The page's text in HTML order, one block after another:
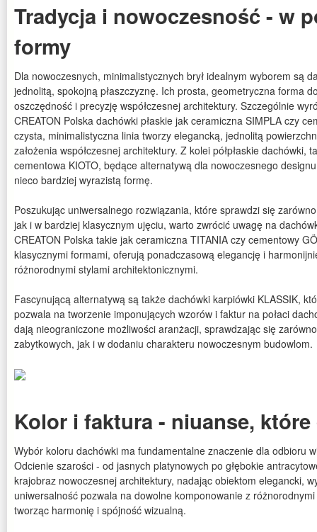
Tradycja i nowoczesność - w
formy
Dla nowoczesnych, minimalistycznych brył idealnym wyborem są
jednolitą, spokojną płaszczyznę. Ich prosta, geometryczna forma
oszczędność i precyzję współczesnej architektury. Szczególnie
CREATON Polska dachówki płaskie jak ceramiczna SIMPLA czy
czysta, minimalistyczna linia tworzy elegancką, jednolitą
założenia współczesnej architektury. Z kolei półpłaskie dachówki,
cementowa KIOTO, będące alternatywą dla nowoczesnego
nieco bardziej wyrazistą formę.
Poszukując uniwersalnego rozwiązania, które sprawdzi się
jak i w bardziej klasycznym ujęciu, warto zwrócić uwagę na
CREATON Polska takie jak ceramiczna TITANIA czy cementowy
klasycznymi formami, oferują ponadczasową elegancję i
różnorodnymi stylami architektonicznymi.
Fascynującą alternatywą są także dachówki karpiówki KLASSIK,
pozwala na tworzenie imponujących wzorów i faktur na połaci
dają nieograniczone możliwości aranżacji, sprawdzając się
zabytkowych, jak i w dodaniu charakteru nowoczesnym budowlom.
Kolor i faktura - niuanse,
Wybór koloru dachówki ma fundamentalne znaczenie dla odbioru
Odcienie szarości - od jasnych platynowych po głębokie
krajobraz nowoczesnej architektury, nadając obiektom elegancki,
uniwersalność pozwala na dowolne komponowanie z
tworząc harmonię i spójność wizualną.